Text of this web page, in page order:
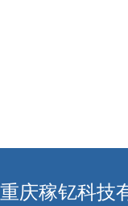
重庆稼钇科技